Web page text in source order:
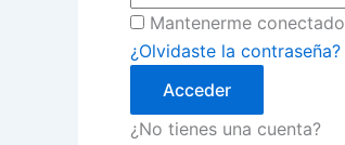
Mantenerme conectado
¿Olvidaste la contraseña?
Acceder
¿No tienes una cuenta?